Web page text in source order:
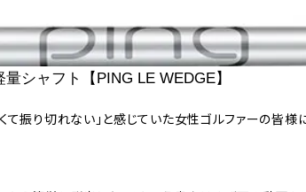
シャフト【PING LE WEDGE】
て振り切れない」と感じていた女性ゴルファーの皆様